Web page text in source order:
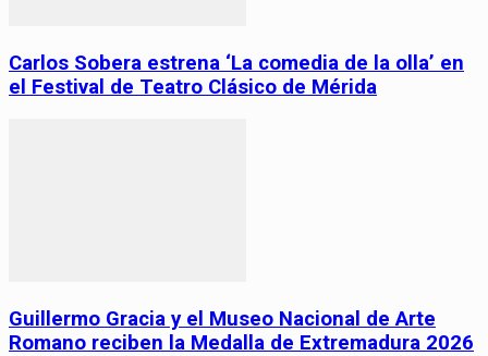
Carlos Sobera estrena ‘La comedia de la olla’ en
el Festival de Teatro Clásico de Mérida
Guillermo Gracia y el Museo Nacional de Arte
Romano reciben la Medalla de Extremadura 2026